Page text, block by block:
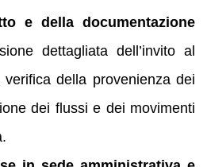
e della documentazione
dettagliata dell’invito al
verifica della provenienza dei
dei flussi e dei movimenti